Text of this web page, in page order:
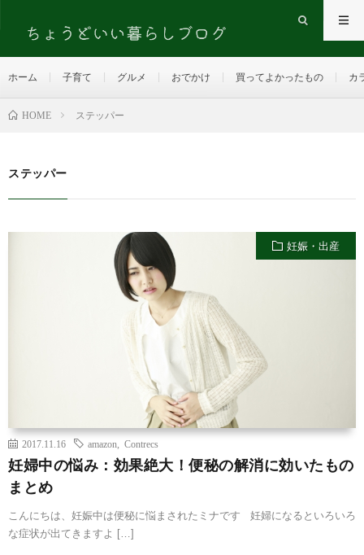
ホーム 子育て グルメ おでかけ 買ってよかったもの カ
HOME ステッパー
ステッパー
妊娠・出産
2017.11.16 amazon ,Contrecs
妊婦中の悩み：効果絶大！便秘の解消に効いたもの
まとめ
こんにちは、妊娠中は便秘に悩まされたミナです 妊婦になるといろいろ
な症状が出てきますよ […]